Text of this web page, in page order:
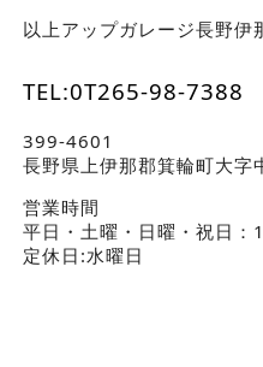
以上アップガレージ長野伊
TEL:0T265-98-7388
399-4601
長野県上伊那郡箕輪町大字
営業時間
平日・土曜・日曜・祝日
定休日:水曜日